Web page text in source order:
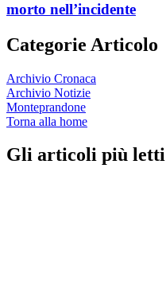
morto nell’incidente
Categorie Articolo
Archivio Cronaca
Archivio Notizie
Monteprandone
Torna alla home
Gli articoli più letti